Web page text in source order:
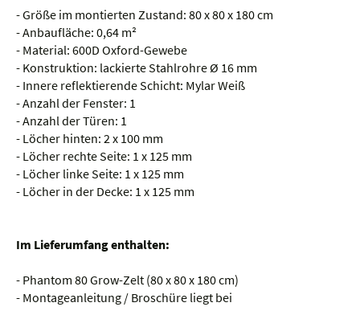
- Größe im montierten Zustand: 80 x 80 x 180 cm
- Anbaufläche: 0,64 m²
- Material: 600D Oxford-Gewebe
- Konstruktion: lackierte Stahlrohre Ø 16 mm
- Innere reflektierende Schicht: Mylar Weiß
- Anzahl der Fenster: 1
- Anzahl der Türen: 1
- Löcher hinten: 2 x 100 mm
- Löcher rechte Seite: 1 x 125 mm
- Löcher linke Seite: 1 x 125 mm
- Löcher in der Decke: 1 x 125 mm
Im Lieferumfang enthalten:
- Phantom 80 Grow-Zelt (80 x 80 x 180 cm)
- Montageanleitung / Broschüre liegt bei